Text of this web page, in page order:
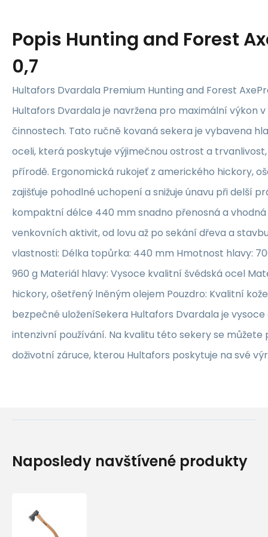
Popis Hunting and Forest
0,7
Hultafors Dvardala Premium Hunting and Forest
Hultafors Dvardala je navržena pro maximální výkon
činnostech. Tato ručně kovaná sekera je vybavena
oceli, která poskytuje výjimečnou ostrost a
přírodě. Ergonomická rukojeť z amerického hickory,
zajišťuje pohodlné uchopení a snižuje únavu při delší
kompaktní délce 440 mm snadno přenosná a
venkovních aktivit, od lovu až po sekání dřeva a
vlastnosti: Délka topůrka: 440 mm Hmotnost hlavy:
960 g Materiál hlavy: Vysoce kvalitní švédská ocel
hickory, ošetřený lněným olejem Pouzdro: Kvalitní
bezpečné uloženíSekera Hultafors Dvardala je
intenzivní používání. Na kvalitu této sekery se
doživotní záruce, kterou Hultafors poskytuje na své
Naposledy navštívené produkty